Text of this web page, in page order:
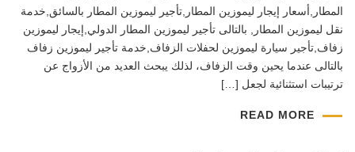
المطار,أسعار إيجار ليموزين المطار,تأجير ليموزين المطار بالسائق,خدمة
نقل ليموزين المطار, بالتالى تأجير ليموزين المطار الدولي,إيجار ليموزين
زفاف,تأجير سيارة ليموزين لحفلات الزفاف,خدمة تأجير ليموزين زفاف
بالتالى عندما يحين وقت الزفاف، لذلك يبحث العديد من الأزواج عن
ترتيبات استثنائية لجعل […]
READ MORE